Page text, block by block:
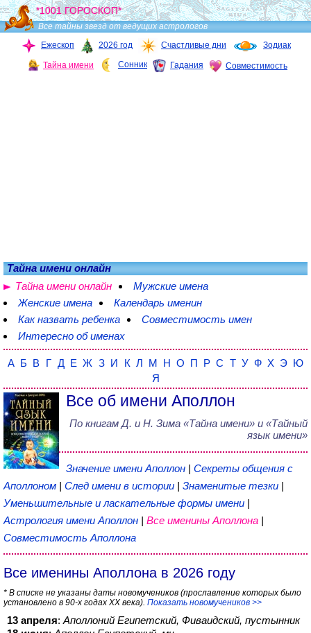
*1001 ГОРОСКОП*
Все тайны звезд от ведущих астрологов
Ежескоп
2026 год Счастливые дни Зодиак
Тайна имени Сонник Гадания Совместимость
Тайна имени онлайн
Тайна имени онлайн
Мужские имена
Женские имена
Календарь именин
Как назвать ребенка
Совместимость имен
Интересно об именах
А Б В Г Д Е Ж З И К Л М Н О П Р С Т У Ф Х Э Ю
Я
Все об имени Аполлон
По книгам Д. и Н. Зима «Тайна имени» и «Тайный
язык имени»
Значение имени Аполлон | Секреты общения с
Аполлоном | След имени в истории | Знаменитые тезки |
Уменьшительные и ласкательные формы имени |
Астрология имени Аполлон | Все именины Аполлона |
Совместимость Аполлона
Все именины Аполлона в 2026 году
* В списке не указаны даты новомучеников (прославление которых было
установлено в 90-х годах XX века). Показать новомучеников >>
13 апреля: Аполлоний Египетский, Фиваидский, пустынник